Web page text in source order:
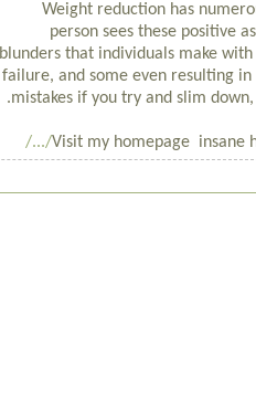
Weight reduction has
person sees these positive
blunders that individuals make
failure, and some even resulting
mistakes if you try and slim
Visit my homepage insane